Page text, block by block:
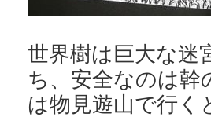
世界樹は巨大な迷
ち、安全なのは幹
は物見遊山で行